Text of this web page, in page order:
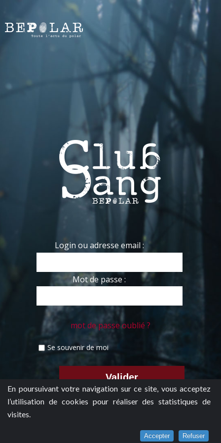
En poursuivant votre navigation sur ce site, vous acceptez
l’utilisation de cookies pour réaliser des statistiques de
visites.
Accepter Refuser
Login ou adresse email :
Mot de passe :
mot de passe oublié ?
Se souvenir de moi